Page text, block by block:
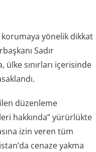
korumaya yönelik dikkat
Sadır
ülke sınırları içerisinde
düzenleme
hakkında” yürürlükte
izin veren tüm
cenaze yakma